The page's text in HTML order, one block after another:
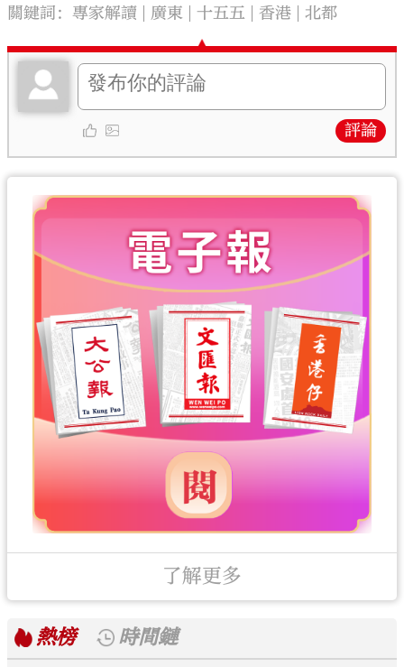
關鍵詞：專家解讀 廣東 十五五 香港 北都
評論
了解更多
熱榜
時間鏈